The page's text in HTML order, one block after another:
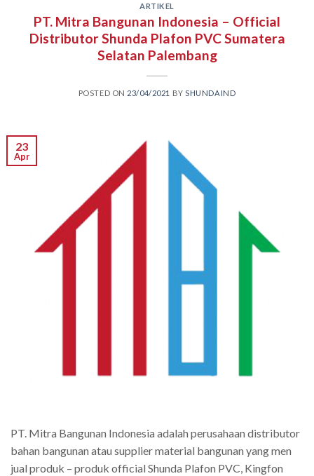
ARTIKEL
PT. Mitra Bangunan Indonesia – Official
Distributor Shunda Plafon PVC Sumatera
Selatan Palembang
POSTED ON 23/04/2021 BYSHUNDAIND
23
Apr
PT. Mitra Bangunan Indonesia adalah perusahaan distributor
bahan bangunan atau supplier material bangunan yang men
jual produk – produk official Shunda Plafon PVC, Kingfon